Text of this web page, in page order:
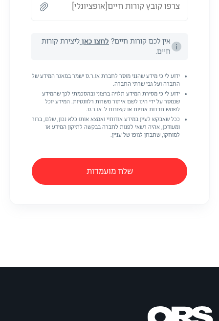
צרפו קובץ קורות חיים[אופציונלי]
אין לכם קורות חיים? לחצו כאן ליצירת קורות
חיים.
ידוע לי כי מידע שהנני מוסר לחברת או.ר.ס ישמר במאגר המידע של
החברה ועל גבי שרתי החברה.
ידוע לי כי מסירת המידע תלויה ברצוני ובהסכמתי לכך שהמידע
שנמסר על ידי הינו לשם איתור משרות רלוונטיות. המידע יוכל
לשמש חברות אחיות או קשורות ל-או.ר.ס.
ככל שאבקש לעיין במידע אודותיי ואמצא אותו כלא נכון, שלם, ברור
ומעודכן, אהיה רשאי לפנות לחברה בבקשה לתיקון המידע או
למוחקו, שתבחן לגופו של עניין.
שלח מועמדות